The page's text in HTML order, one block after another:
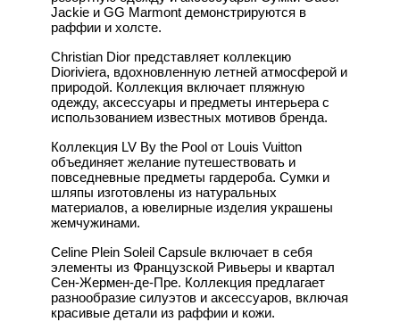
Jackie и GG Marmont демонстрируются в
раффии и холсте.
Christian Dior представляет коллекцию
Dioriviera, вдохновленную летней атмосферой и
природой. Коллекция включает пляжную
одежду, аксессуары и предметы интерьера с
использованием известных мотивов бренда.
Коллекция LV By the Pool от Louis Vuitton
объединяет желание путешествовать и
повседневные предметы гардероба. Сумки и
шляпы изготовлены из натуральных
материалов, а ювелирные изделия украшены
жемчужинами.
Celine Plein Soleil Capsule включает в себя
элементы из Французской Ривьеры и квартал
Сен-Жермен-де-Пре. Коллекция предлагает
разнообразие силуэтов и аксессуаров, включая
красивые детали из раффии и кожи.